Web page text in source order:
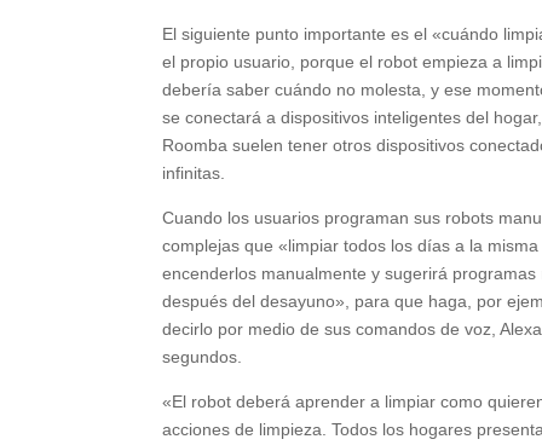
El siguiente punto importante es el «cuándo
el propio usuario, porque el robot empieza a
debería saber cuándo no molesta, y ese
se conectará a dispositivos inteligentes del
Roomba suelen tener otros dispositivos
infinitas.
Cuando los usuarios programan sus robots
complejas que «limpiar todos los días a la
encenderlos manualmente y sugerirá
después del desayuno», para que haga, por
decirlo por medio de sus comandos de voz,
segundos.
«El robot deberá aprender a limpiar como
acciones de limpieza. Todos los hogares